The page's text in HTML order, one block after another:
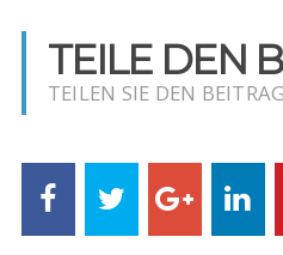
TEILE DEN
TEILEN SIE DEN BEITRAG